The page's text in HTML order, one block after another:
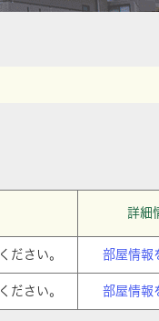
詳細
さい。 部屋情報
さい。 部屋情報